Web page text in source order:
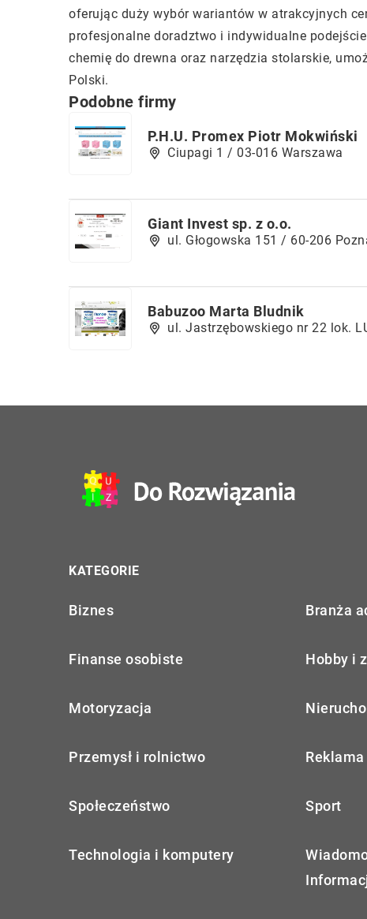
oferując duży wybór wariantów w atrakcyjnych
profesjonalne doradztwo i indywidualne
chemię do drewna oraz narzędzia stolarskie,
Polski.
Podobne firmy
P.H.U. Promex Piotr Mokwiński
Ciupagi 1 / 03-016 Warszawa
Giant Invest sp. z o.o.
ul. Głogowska 151 / 60-206
Babuzoo Marta Bludnik
ul. Jastrzębowskiego nr 22 lok.
KATEGORIE
Biznes Branża
Finanse osobiste Hobby i
Motoryzacja
Przemysł i rolnictwo
Społeczeństwo Sport
Technologia i komputery